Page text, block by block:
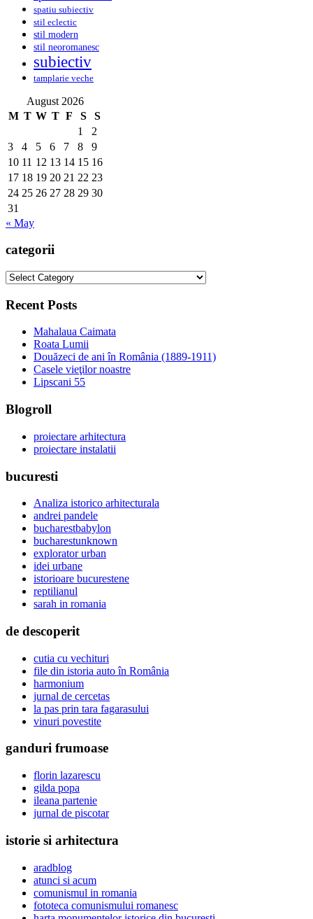
spatiu subiectiv
stil eclectic
stil modern
stil neoromanesc
subiectiv
tamplarie veche
August 2026
M T W T F S
S
1
2
3
4 5 6 7 8
9
10 11 12 13 14 15 16
17 18 19 20 21 22 23
24 25 26 27 28 29 30
31
« May
categorii
categorii
Recent Posts
Mahalaua Caimata
Roata Lumii
Douăzeci de ani în România (1889-1911)
Casele vieţilor noastre
Lipscani 55
Blogroll
proiectare arhitectura
proiectare instalatii
bucuresti
Analiza istorico arhitecturala
andrei pandele
bucharestbabylon
bucharestunknown
explorator urban
idei urbane
istorioare bucurestene
reptilianul
sarah in romania
de descoperit
cutia cu vechituri
file din istoria auto în România
harmonium
jurnal de cercetas
la pas prin tara fagarasului
vinuri povestite
ganduri frumoase
florin lazarescu
gilda popa
ileana partenie
jurnal de piscotar
istorie si arhitectura
aradblog
atunci si acum
comunismul in romania
fototeca comunismului romanesc